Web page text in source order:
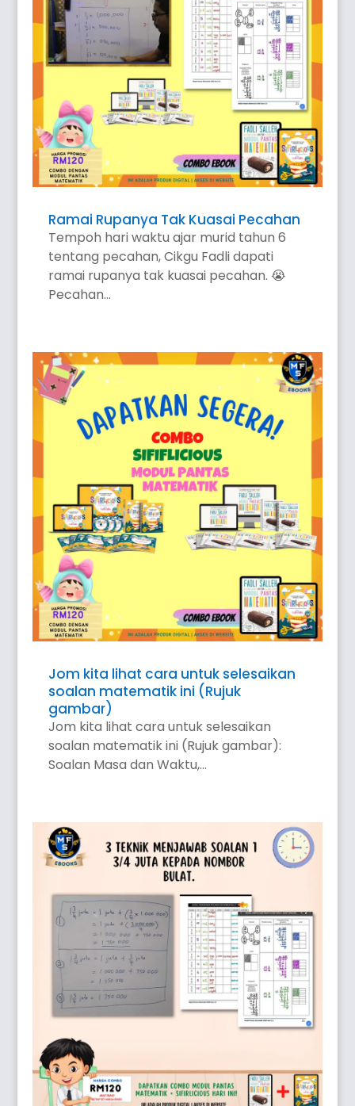
Ramai Rupanya Tak Kuasai Pecahan
Tempoh hari waktu ajar murid tahun 6
tentang pecahan, Cikgu Fadli dapati
ramai rupanya tak kuasai pecahan. 😭
Pecahan...
Jom kita lihat cara untuk selesaikan
soalan matematik ini (Rujuk
gambar)
Jom kita lihat cara untuk selesaikan
soalan matematik ini (Rujuk gambar):
Soalan Masa dan Waktu,...